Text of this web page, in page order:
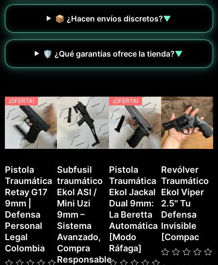
📦 ¿Hacen envíos discretos?▼
🛡️ ¿Qué garantías ofrece la tienda?▼
¡OFERTA!
Pistola
Traumática
Retay G17
9mm |
Defensa
Personal
Legal
Colombia
Subfusil
traumático
Ekol ASI /
Mini Uzi
9mm –
Sistema
Avanzado,
Compra
Responsable
¡OFERTA!
Pistola
Traumática
Ekol Jackal
Dual 9mm:
La Beretta
Automática
[Modo
Ráfaga]
Revólver
Traumático
Ekol Viper
2.5″ Tu
Defensa
Invisible
[Compac
Valorado